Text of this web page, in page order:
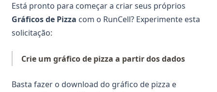
Está pronto para começar a criar seus próprios
Gráficos de Pizza com o RunCell? Experimente esta
solicitação:
Crie um gráfico de pizza a partir dos dados
Basta fazer o download do gráfico de pizza e